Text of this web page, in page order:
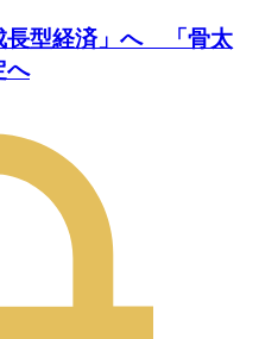
長型経済」へ 「骨太
へ